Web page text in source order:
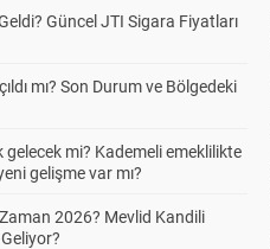
Güncel JTI Sigara Fiyatları
mı? Son Durum ve Bölgedeki
gelecek mi? Kademeli emeklilikte
gelişme var mı?
2026? Mevlid Kandili